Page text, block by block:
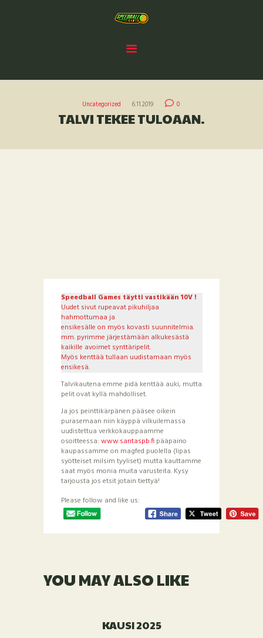
Uncategorized 6.11.2019 0
TALVI TEKEE TULOAAN.
MITÄ ON PAINTBALL ?
SPEEDBALL GAMES KY
Speedball Games täytti vastikään 10V !
Uudet sivut rupeavat pikuhiljaa
hahmottumaa ja
ensikesälle on myös kovasti suunnitelmia.
mm. pyrimme järjestämään alkukesästä
kaikille avoimet synttäripelit.
Myös kenttää tullaan uudistamaan myös
ensikesä.
Talvikautena emme pidä kenttää auki, mutta
pelit ovat kyllä mahdolliset.
Ja jos peinttikärpänen pääsee oikein
purasemaan niin käyppä vilkuilemassa
uudistettua verkkokauppaamme
osoitteessa: www.santaspb.fi pääpaino
kaupassamme on magfed puolella (lipas
syötteiset milsim tyyliset) mutta kauttamme
saat myös monia muita varusteita. Kysy
tarjousta jos etsit jotain tiettyä!
Please follow and like us:
YOU MAY ALSO LIKE
KAUSI 2025